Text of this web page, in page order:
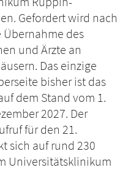
Gefordert wird nach
des
und Ärzte an
Das einzige
bisher ist das
dem Stand vom 1.
2027. Der
für den 21.
sich auf rund 230
Universitätsklinikum